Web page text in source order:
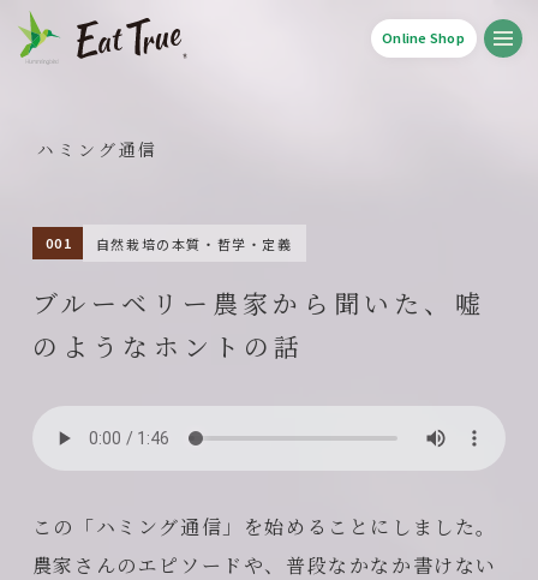
Online Shop
ハミング通信
自然栽培の本質・哲学・定義
ブルーベリー農家から聞いた、嘘
のようなホントの話
この「ハミング通信」を始めることにしました。
農家さんのエピソードや、普段なかなか書けない